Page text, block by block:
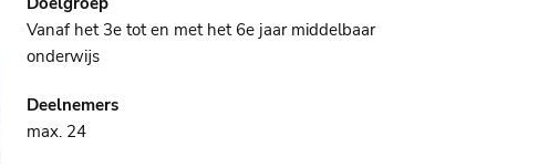
Vanaf het 3e tot en met het 6e jaar middelbaar
onderwijs
Deelnemers
max. 24